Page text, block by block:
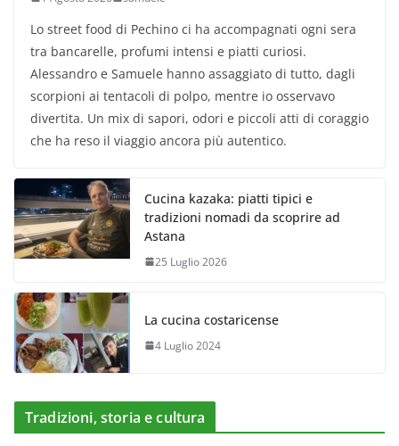
Lo street food di Pechino ci ha accompagnati ogni sera
tra bancarelle, profumi intensi e piatti curiosi.
Alessandro e Samuele hanno assaggiato di tutto, dagli
scorpioni ai tentacoli di polpo, mentre io osservavo
divertita. Un mix di sapori, odori e piccoli atti di coraggio
che ha reso il viaggio ancora più autentico.
Cucina kazaka: piatti tipici e
tradizioni nomadi da scoprire ad
Astana
25 Luglio 2026
La cucina costaricense
4 Luglio 2024
Tradizioni, storia e cultura